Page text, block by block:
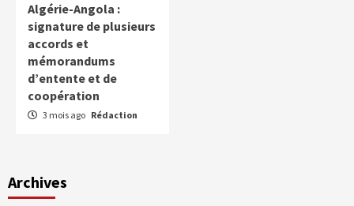
Algérie-Angola :
signature de plusieurs
accords et
mémorandums
d’entente et de
coopération
3 mois ago Rédaction
Archives